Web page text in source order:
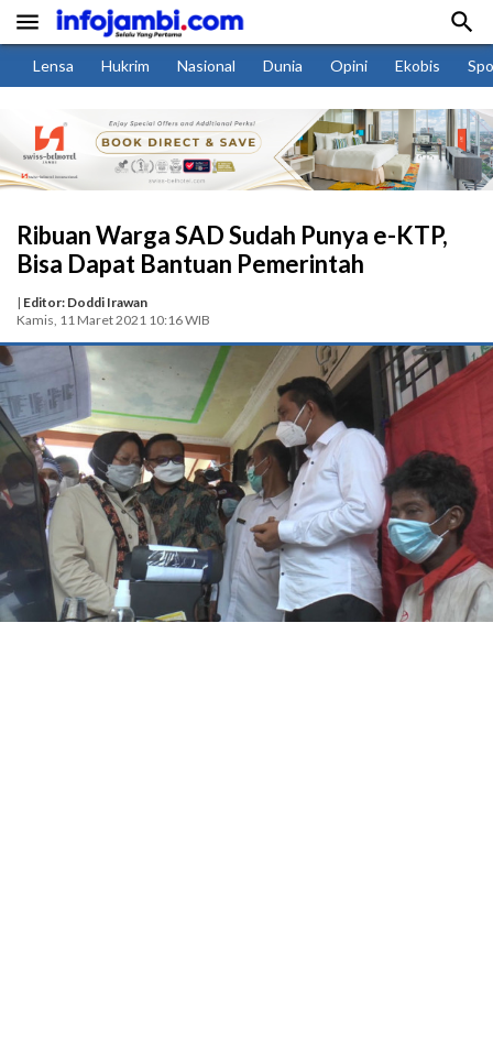
 
Lensa Hukrim Nasional Dunia Opini Ekobis
Ribuan Warga SAD Sudah Punya e-KTP,
Bisa Dapat Bantuan Pemerintah
| Editor: Doddi Irawan
Kamis, 11 Maret 2021 10:16 WIB